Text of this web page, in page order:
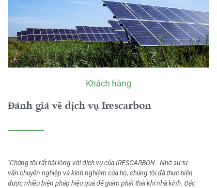
Khách hàng
Đánh giá về dịch vụ Irescarbon
"Chúng tôi rất hài lòng với dịch vụ của IRESCARBON . Nhờ sự tư
vấn chuyên nghiệp và kinh nghiệm của họ, chúng tôi đã thực hiện
được nhiều biện pháp hiệu quả để giảm phát thải khí nhà kính. Đặc